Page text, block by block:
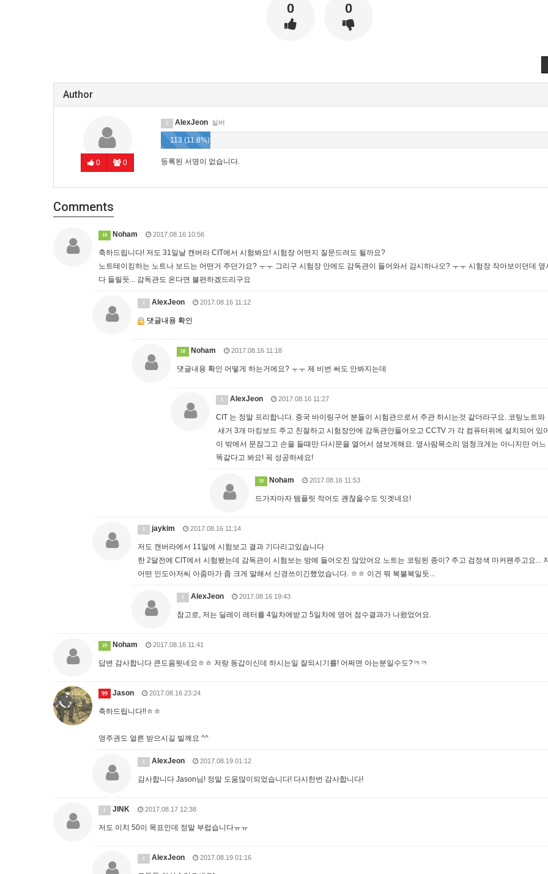
0 0
Author
0 0
2 AlexJeon 실버
113 (11.8%)
등록된 서명이 없습니다.
Comments
10 Noham 2017.08.16 10:56
축하드립니다! 저도 31일날 캔버라 CIT에서 시험봐요! 시험장 어떤지 질문드려도 될까요?
노트테이킹하는 노트나 보드는 어떤거 주던가요? ㅜㅜ 그리구 시험장 안에도 감독관이 들어와서 감시하나오? ㅜㅜ 시험장 작아보이던데 옆
다 들릴듯... 감독관도 온다면 불편하겠드리구요
AlexJeon 2017.08.16 11:12
댓글내용 확인
10 Noham 2017.08.16 11:18
댓글내용 확인 어떻게 하는거에요? ㅜㅜ 제 비번 써도 안봐지는데
AlexJeon 2017.08.16 11:27
CIT 는 정말 프리합니다. 중국 바이링구어 분들이 시험관으로서 주관 하시는것 같더라구요. 코팅노트와
새거 3개 마킹보드 주고 친절하고 시험장안에 감독관안들어오고 CCTV 가 각 컴퓨터위에 설치되어 있
이 밖에서 문잠그고 손을 들때만 다시문을 열어서 셤보게해요. 옆사람목소리 엄청크게는 아니지만 어느
똑같다고 봐요! 꼭 성공하세요!
10 Noham 2017.08.16 11:53
드가자마자 템플릿 적어도 괜찮을수도 잇겟네요!
jaykim 2017.08.16 11:14
저도 캔버라에서 11일에 시험보고 결과 기다리고있습니다
한 2달전에 CIT에서 시험봤는데 감독관이 시험보는 방에 들어오진 않았어요 노트는 코팅된 종이? 주고 검정색 마커팬주고요...
어떤 인도아저씨 아줌마가 좀 크게 말해서 신경쓰이긴했었습니다. ㅎㅎ 이건 뭐 복불복일듯...
AlexJeon 2017.08.16 19:43
참고로, 저는 딜레이 레터를 4일차에받고 5일차에 영어 점수결과가 나왔었어요.
10 Noham 2017.08.16 11:41
답변 감사합니다 큰도움됫네요ㅎㅎ 저랑 동갑이신데 하시는일 잘되시기를! 어쩌면 아는분일수도?ㅋㅋ
99 Jason 2017.08.16 23:24
축하드립니다!!ㅎㅎ
영주권도 얼른 받으시길 빌께요 ^^
AlexJeon 2017.08.19 01:12
감사합니다 Jason님! 정말 도움많이되었습니다! 다시한번 감사합니다!
JINK 2017.08.17 12:38
저도 이치 50이 목표인데 정말 부럽습니다ㅠㅠ
AlexJeon 2017.08.19 01:16